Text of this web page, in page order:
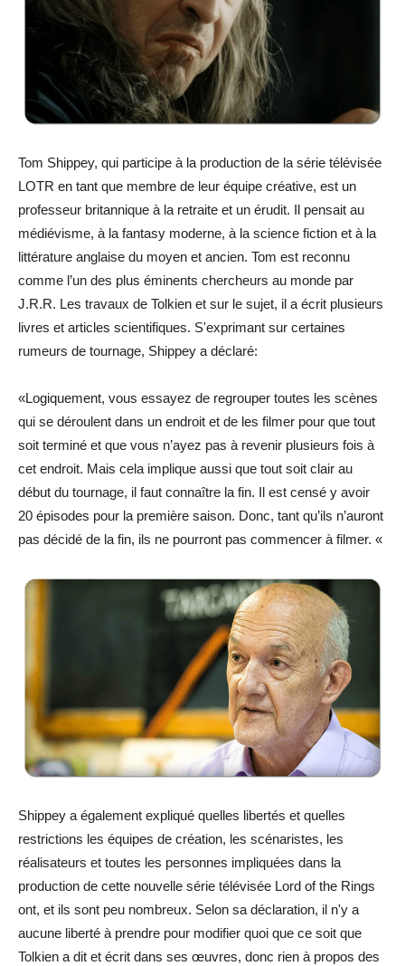
Tom Shippey, qui participe à la production de la série télévisée
LOTR en tant que membre de leur équipe créative, est un
professeur britannique à la retraite et un érudit. Il pensait au
médiévisme, à la fantasy moderne, à la science fiction et à la
littérature anglaise du moyen et ancien. Tom est reconnu
comme l’un des plus éminents chercheurs au monde par
J.R.R. Les travaux de Tolkien et sur le sujet, il a écrit plusieurs
livres et articles scientifiques. S'exprimant sur certaines
rumeurs de tournage, Shippey a déclaré:
«Logiquement, vous essayez de regrouper toutes les scènes
qui se déroulent dans un endroit et de les filmer pour que tout
soit terminé et que vous n’ayez pas à revenir plusieurs fois à
cet endroit. Mais cela implique aussi que tout soit clair au
début du tournage, il faut connaître la fin. Il est censé y avoir
20 épisodes pour la première saison. Donc, tant qu’ils n’auront
pas décidé de la fin, ils ne pourront pas commencer à filmer. «
Shippey a également expliqué quelles libertés et quelles
restrictions les équipes de création, les scénaristes, les
réalisateurs et toutes les personnes impliquées dans la
production de cette nouvelle série télévisée Lord of the Rings
ont, et ils sont peu nombreux. Selon sa déclaration, il n'y a
aucune liberté à prendre pour modifier quoi que ce soit que
Tolkien a dit et écrit dans ses œuvres, donc rien à propos des